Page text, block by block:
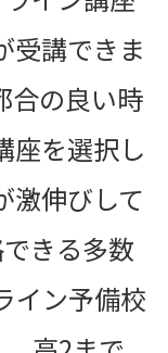
受講できま
合の良い時
座を選択し
激伸びして
きる多数
イン予備校